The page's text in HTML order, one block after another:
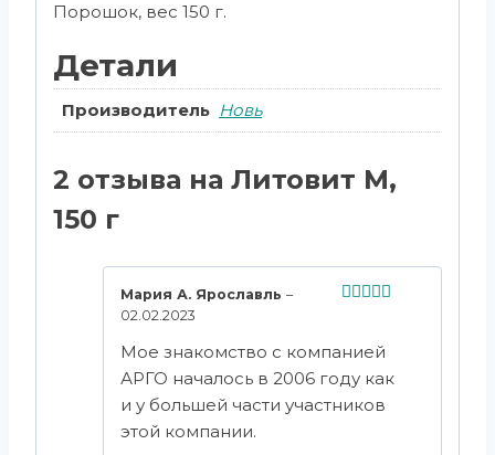
Порошок, вес 150 г.
Детали
Производитель Новь
2 отзыва на Литовит М,
150 г
Мария А. Ярославль –
02.02.2023
Мое знакомство с компанией
АРГО началось в 2006 году как
и у большей части участников
этой компании.